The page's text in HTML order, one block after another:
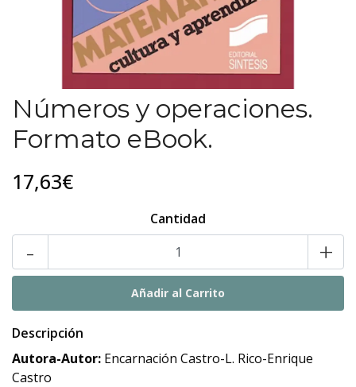
Números y operaciones.
Formato eBook.
17,63€
Cantidad
- +
Descripción
Autora-Autor: Encarnación Castro-L. Rico-Enrique
Castro